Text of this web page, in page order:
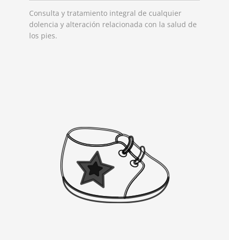
Consulta y tratamiento integral de cualquier
dolencia y alteración relacionada con la salud de
los pies.